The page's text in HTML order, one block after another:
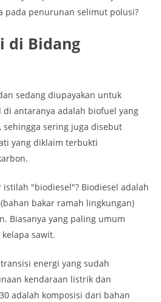
pada penurunan selimut polusi?
di Bidang
sedang diupayakan untuk
antaranya adalah biofuel yang
sering juga disebut
yang diklaim terbukti
"biodiesel"? Biodiesel adalah
bakar ramah lingkungan)
Biasanya yang paling umum
sawit.
transisi energi yang sudah
kendaraan listrik dan
adalah komposisi dari bahan